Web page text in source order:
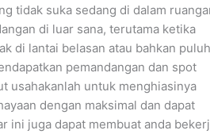
tidak suka sedang di dalam
di luar sana, terutama ketika
di lantai belasan atau bahkan
pemandangan dan spot
usahakanlah untuk menghiasinya
dengan maksimal dan dapat
ini juga dapat membuat anda